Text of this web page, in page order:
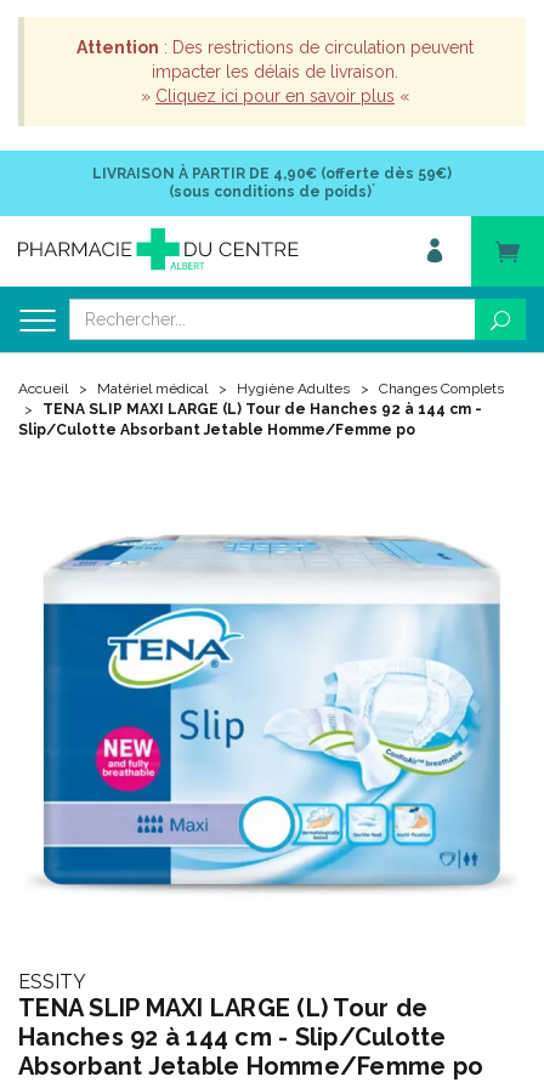
Attention : Des restrictions de circulation peuvent
impacter les délais de livraison.
» Cliquez ici pour en savoir plus «
LIVRAISON À PARTIR DE 4,90€ (offerte dès 59€)
(sous conditions de poids)*
Accueil Matériel médical Hygiène Adultes
Changes Complets
TENA SLIP MAXI LARGE (L) Tour de Hanches 92 à 144 cm -
Slip/Culotte Absorbant Jetable Homme/Femme po
ESSITY
TENA SLIP MAXI LARGE (L) Tour de
Hanches 92 à 144 cm - Slip/Culotte
Absorbant Jetable Homme/Femme po